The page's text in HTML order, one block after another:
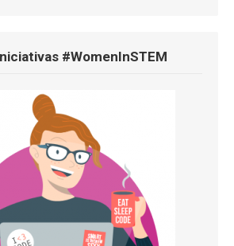
#WomenInSTEM